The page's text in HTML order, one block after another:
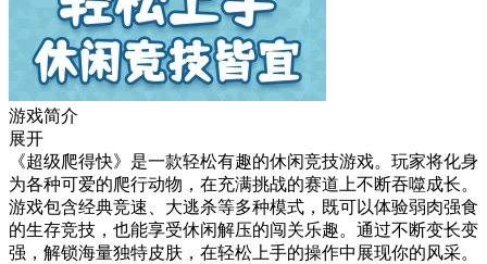
游戏简介
展开
《超级爬得快》是一款轻松有趣的休闲竞技游戏。玩家将化身
为各种可爱的爬行动物，在充满挑战的赛道上不断吞噬成长。
游戏包含经典竞速、大逃杀等多种模式，既可以体验弱肉强食
的生存竞技，也能享受休闲解压的闯关乐趣。通过不断变长变
强，解锁海量独特皮肤，在轻松上手的操作中展现你的风采。